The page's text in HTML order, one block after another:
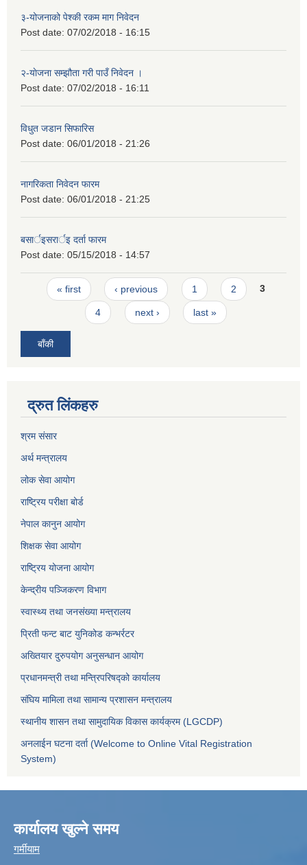
३-योजनाको पेश्की रकम माग निवेदन
Post date: 07/02/2018 - 16:15
२-याेजना सम्झौता गरी पाउँ निवेदन ।
Post date: 07/02/2018 - 16:11
विधुत जडान सिफारिस
Post date: 06/01/2018 - 21:26
नागरिकता निवेदन फारम
Post date: 06/01/2018 - 21:25
बसार्इसरार्इ दर्ता फारम
Post date: 05/15/2018 - 14:57
Pages
« first ‹ previous 1 2 3
4 next › last »
बाँकी
द्रुत लिंकहरु
श्रम संसार
अर्थ मन्त्रालय
लोक सेवा आयोग
राष्ट्रिय परीक्षा बोर्ड
नेपाल कानुन आयोग
शिक्षक सेवा आयोग
राष्ट्रिय योजना आयोग
केन्द्रीय पञ्जिकरण विभाग
स्वास्थ्य तथा जनसंख्या मन्त्रालय
प्रिती फन्ट बाट युनिकोड कन्भर्रटर
अख्तियार दुरुपयोग अनुसन्धान आयोग
प्रधानमन्त्री तथा मन्त्रिपरिषद्को कार्यालय
संघिय मामिला तथा सामान्य प्रशासन मन्त्रालय
स्थानीय शासन तथा सामुदायिक विकास कार्यक्रम (LGCDP)
अनलाईन घटना दर्ता (Welcome to Online Vital Registration
System)
कार्यालय खुल्ने समय
गर्मीयाम